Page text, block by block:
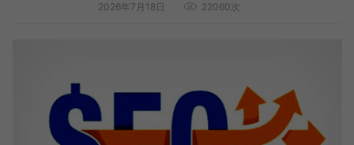
2026年7月18日 22060次